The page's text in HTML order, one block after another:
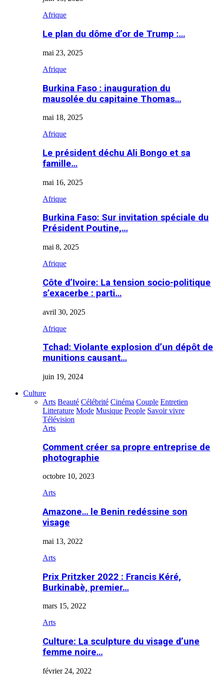
Afrique
Le plan du dôme d’or de Trump :…
mai 23, 2025
Afrique
Burkina Faso : inauguration du
mausolée du capitaine Thomas…
mai 18, 2025
Afrique
Le président déchu Ali Bongo et sa
famille…
mai 16, 2025
Afrique
Burkina Faso: Sur invitation spéciale du
Président Poutine,…
mai 8, 2025
Afrique
Côte d’Ivoire: La tension socio-politique
s’exacerbe : parti…
avril 30, 2025
Afrique
Tchad: Violante explosion d’un dépôt de
munitions causant…
juin 19, 2024
Culture
Arts Beauté Célébrité Cinéma Couple Entretien
Litterature Mode Musique People Savoir vivre
Télévision
Arts
Comment créer sa propre entreprise de
photographie
octobre 10, 2023
Arts
Amazone… le Benin redéssine son
visage
mai 13, 2022
Arts
Prix Pritzker 2022 : Francis Kéré,
Burkinabè, premier…
mars 15, 2022
Arts
Culture: La sculpture du visage d’une
femme noire…
février 24, 2022